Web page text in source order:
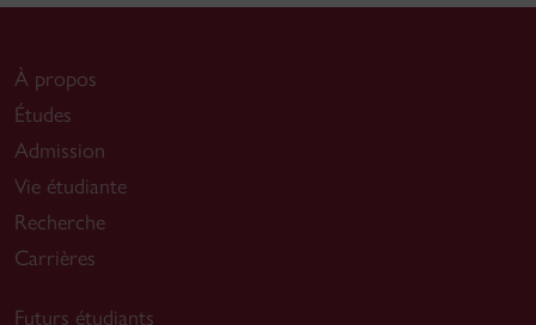
À propos
Études
Admission
Vie étudiante
Recherche
Carrières
Futurs étudiants